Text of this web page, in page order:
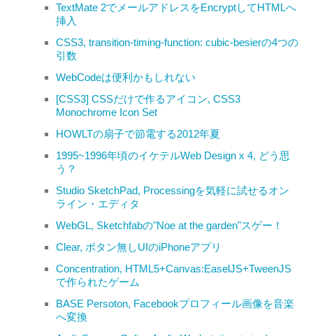
TextMate 2でメールアドレスをEncryptしてHTMLへ
挿入
CSS3, transition-timing-function: cubic-besierの4つの
引数
WebCodeは便利かもしれない
[CSS3] CSSだけで作るアイコン, CSS3
Monochrome Icon Set
HOWLTの扇子で節電する2012年夏
1995~1996年頃のイケテルWeb Design x 4, どう思
う？
Studio SketchPad, Processingを気軽に試せるオン
ライン・エディタ
WebGL, Sketchfabの"Noe at the garden"スゲー！
Clear, ボタン無しUIのiPhoneアプリ
Concentration, HTML5+Canvas:EaselJS+TweenJS
で作られたゲーム
BASE Persoton, Facebookプロフィール画像を音楽
へ変換